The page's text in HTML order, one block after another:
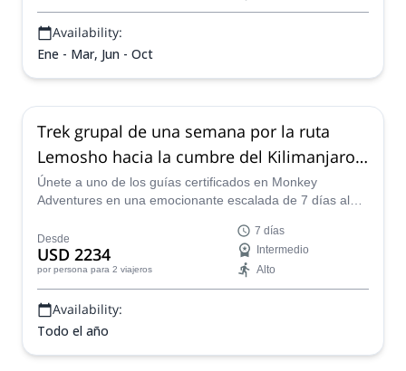
Availability:
Ene - Mar, Jun - Oct
Trek grupal de una semana por la ruta
Lemosho hacia la cumbre del Kilimanjaro
(7 días)
Únete a uno de los guías certificados en Monkey
Adventures en una emocionante escalada de 7 días al
Desde
USD 2234
por persona para 2 viajeros
7 días
Intermedio
Alto
Availability:
Todo el año